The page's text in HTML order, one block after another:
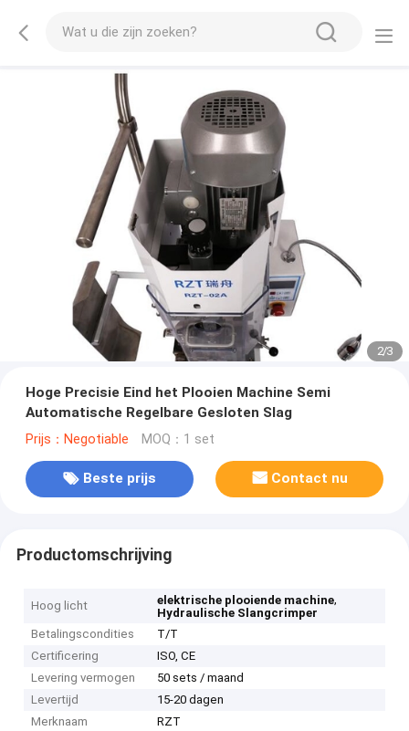
2/3
Hoge Precisie Eind het Plooien Machine Semi
Automatische Regelbare Gesloten Slag
Prijs：Negotiable MOQ：1 set
Beste prijs Contact nu
Productomschrijving
Hoog licht elektrische plooiende machine,
Hydraulische Slangcrimper
Betalingscondities
T/T
Certificering
ISO, CE
Levering vermogen
50 sets / maand
Levertijd
15-20 dagen
Merknaam
RZT